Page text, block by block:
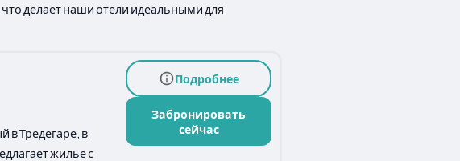
, что делает наши отели идеальными для
в Тредегаре, в
жилье с
Подробнее
Забронировать
сейчас